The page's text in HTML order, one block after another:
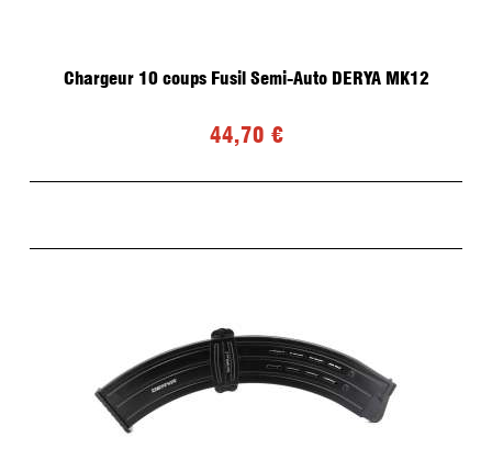
Chargeur 10 coups Fusil Semi-Auto DERYA MK12
44,70 €